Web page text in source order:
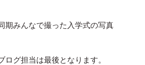
期みんなで撮った入学式の写真
ログ担当は最後となります。